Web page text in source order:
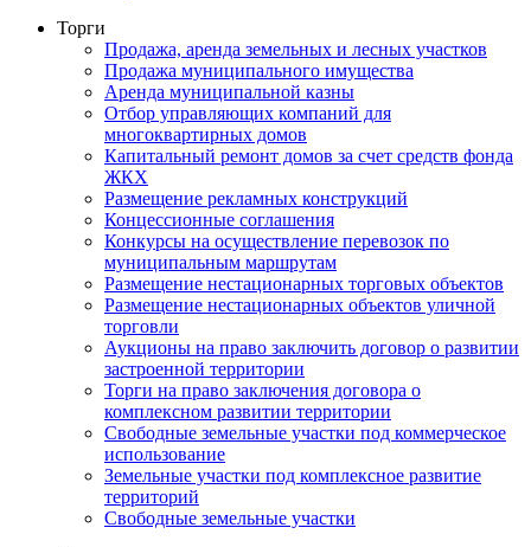
Торги
Продажа, аренда земельных и лесных участков
Продажа муниципального имущества
Аренда муниципальной казны
Отбор управляющих компаний для
многоквартирных домов
Капитальный ремонт домов за счет средств фонда
ЖКХ
Размещение рекламных конструкций
Концессионные соглашения
Конкурсы на осуществление перевозок по
муниципальным маршрутам
Размещение нестационарных торговых объектов
Размещение нестационарных объектов уличной
торговли
Аукционы на право заключить договор о развитии
застроенной территории
Торги на право заключения договора о
комплексном развитии территории
Свободные земельные участки под коммерческое
использование
Земельные участки под комплексное развитие
территорий
Свободные земельные участки